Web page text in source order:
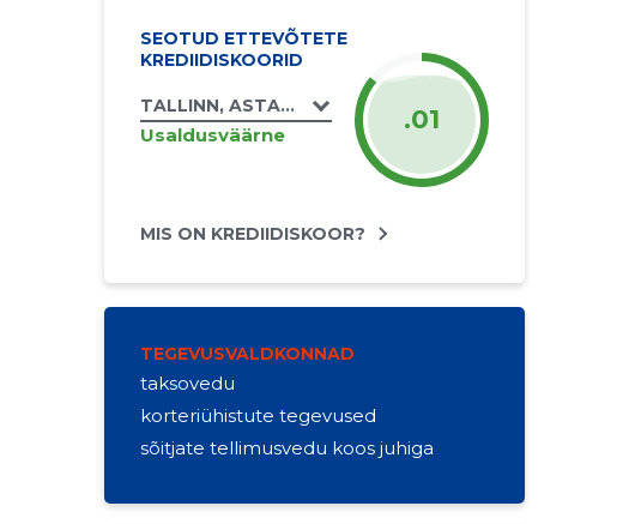
SEOTUD ETTEVÕTETE
KREDIIDISKOORID
TALLINN, ASTANGU TN 27D, ASTANGU TN 29,
Usaldusväärne .01
MIS ON KREDIIDISKOOR?
TEGEVUSVALDKONNAD
taksovedu
korteriühistute tegevused
sõitjate tellimusvedu koos juhiga